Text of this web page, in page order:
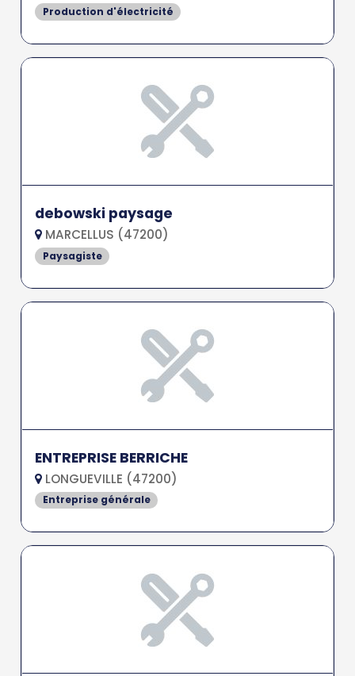
Production d'électricité
debowski paysage
MARCELLUS (47200)
Paysagiste
ENTREPRISE BERRICHE
LONGUEVILLE (47200)
Entreprise générale